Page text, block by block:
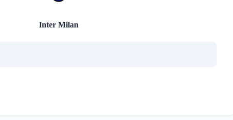
Inter Milan